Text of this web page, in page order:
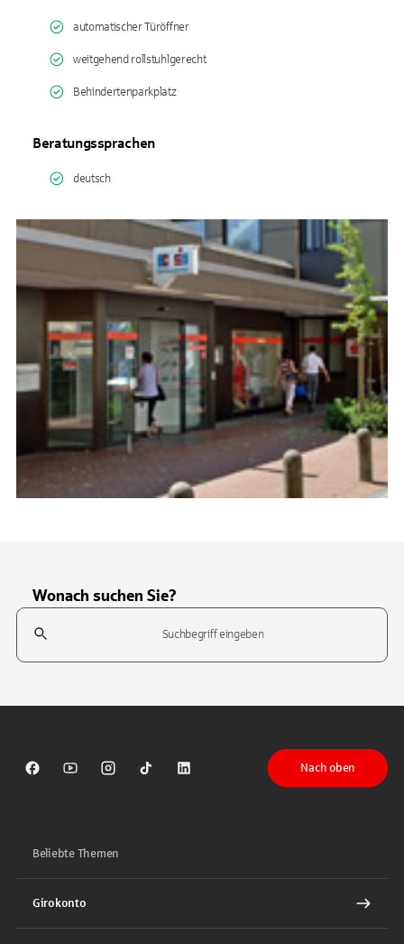
automatischer Türöffner
weitgehend rollstuhlgerecht
Behindertenparkplatz
Beratungssprachen
deutsch
Wonach suchen Sie?
Suchfeld
Sparkasse auf Facebook
Sparkasse auf Youtube
Sparkasse auf Instagram
Sparkasse auf TikTok
Sparkasse auf LinkedIn
Nach oben
Beliebte Themen
Girokonto